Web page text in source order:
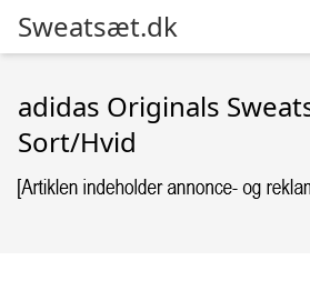
Sweatsæt.dk
adidas Originals
Sort/Hvid